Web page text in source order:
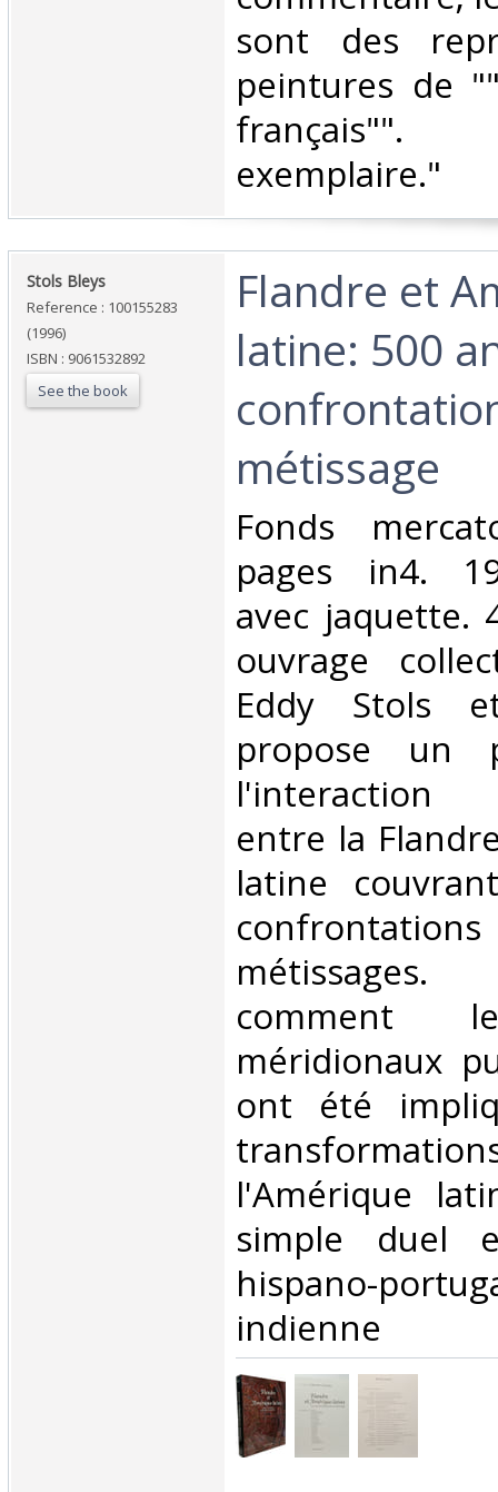
sont des
peintures de
exemplaire."‎
‎Stols Bleys‎
Reference : 100155283
(1996)
ISBN : 9061532892
See the book
‎Flandre et
latine: 500
métissage‎
‎Fonds
pages in4.
avec jaquette.
ouvrage
Eddy Stols
propose un
l'interaction
entre la
latine
comment
méridionaux
ont été
l'Amérique
simple duel
hispano-
indienne‎